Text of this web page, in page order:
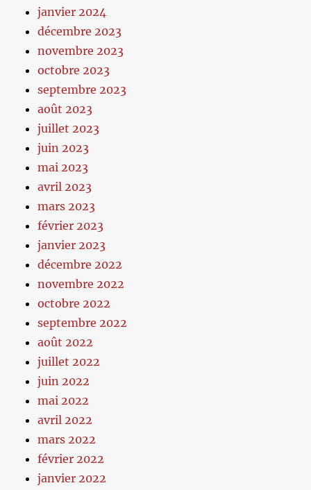
janvier 2024
décembre 2023
novembre 2023
octobre 2023
septembre 2023
août 2023
juillet 2023
juin 2023
mai 2023
avril 2023
mars 2023
février 2023
janvier 2023
décembre 2022
novembre 2022
octobre 2022
septembre 2022
août 2022
juillet 2022
juin 2022
mai 2022
avril 2022
mars 2022
février 2022
janvier 2022